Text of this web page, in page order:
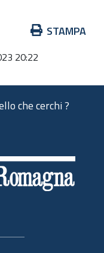
STAMPA
20:22
che cerchi ?